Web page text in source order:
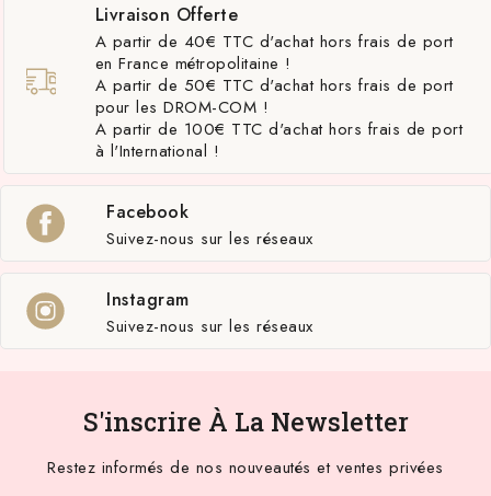
Livraison Offerte
A partir de 40€ TTC d'achat hors frais de port
en France métropolitaine !
A partir de 50€ TTC d'achat hors frais de port
pour les DROM-COM !
A partir de 100€ TTC d'achat hors frais de port
à l'International !
Facebook
Suivez-nous sur les réseaux
Instagram
Suivez-nous sur les réseaux
S'inscrire À La Newsletter
Restez informés de nos nouveautés et ventes privées